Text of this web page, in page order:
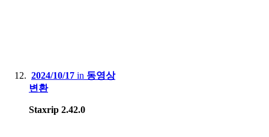
2024/10/17 in 동영상
변환
Staxrip 2.42.0